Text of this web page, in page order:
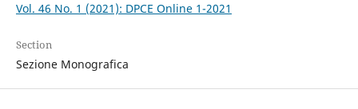
Vol. 46 No. 1 (2021): DPCE Online 1-2021
Section
Sezione Monografica